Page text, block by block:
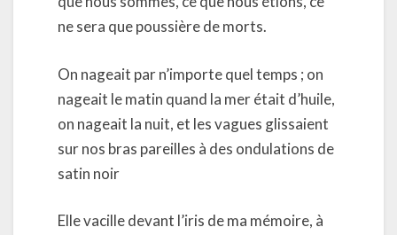
ne sera que poussière de morts.
On nageait par n’importe quel temps ; on
nageait le matin quand la mer était d’huile,
on nageait la nuit, et les vagues glissaient
sur nos bras pareilles à des ondulations de
satin noir
Elle vacille devant l’iris de ma mémoire, à